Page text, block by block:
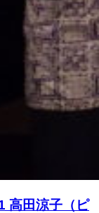
高田涼子（ピ